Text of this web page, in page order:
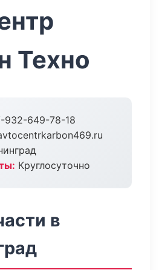
Техно
932-649-78-18
Круглосуточно
в